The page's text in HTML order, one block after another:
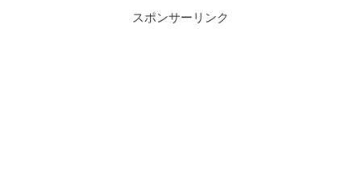
スポンサーリンク